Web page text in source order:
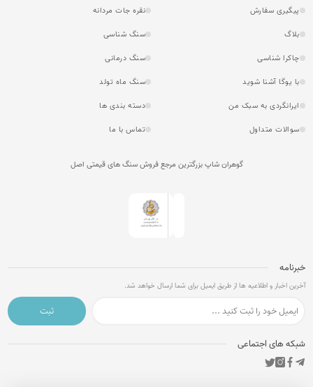
پیگیری سفارش
نقره جات مردانه
بلاگ
سنگ شناسی
چاکرا شناسی
سنگ درمانی
با یوگا آشنا شوید
سنگ ماه تولد
ایرانگردی به سبک من
دسته بندی ها
سوالات متداول
تماس با ما
گوهران شاپ بزرگترین مرجع فروش سنگ های قیمتی اصل
خبرنامه
آخرین اخبار و اطلاعیه ها از طریق ایمیل برای شما ارسال خواهد شد.
ثبت
شبکه های اجتماعی